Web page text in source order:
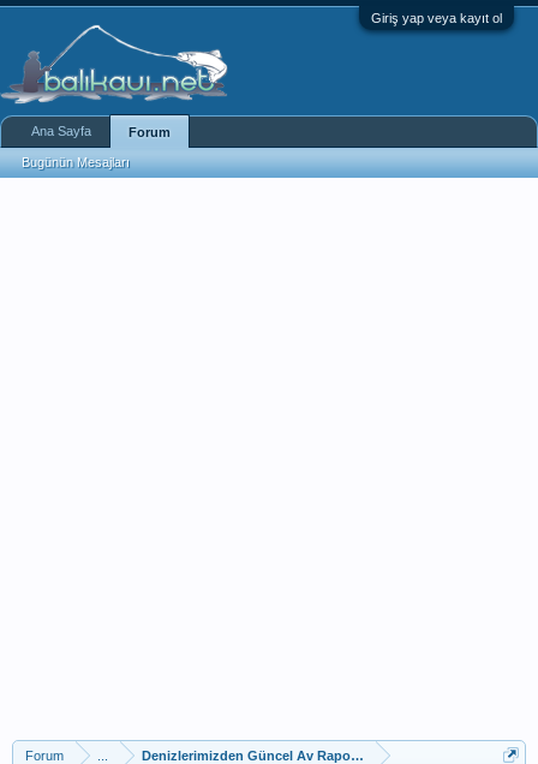
Giriş yap veya kayıt ol
Forum Denizlerimizden Güncel Av Raporları
Ana Sayfa Forum
Bugünün Mesajları